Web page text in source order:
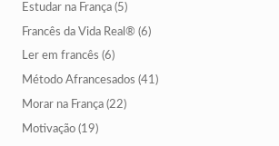
Estudar na França (5)
Francês da Vida Real® (6)
Ler em francês (6)
Método Afrancesados (41)
Morar na França (22)
Motivação (19)